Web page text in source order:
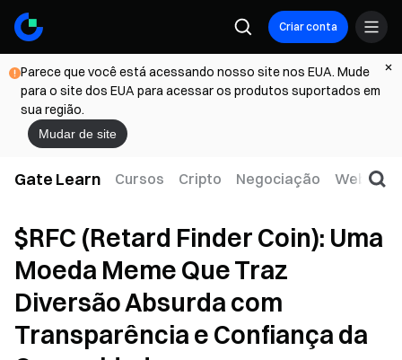
Criar conta
Parece que você está acessando nosso site nos EUA. Mude
para o site dos EUA para acessar os produtos suportados em
sua região.
Mudar de site
Gate Learn Cursos Cripto Negociação Web3
$RFC (Retard Finder Coin): Uma
Moeda Meme Que Traz
Diversão Absurda com
Transparência e Confiança da